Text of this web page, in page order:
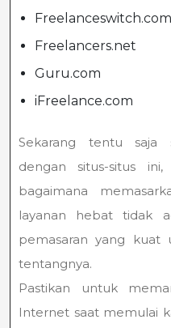
Freelanceswitch.com
Freelancers.net
Guru.com
iFreelance.com
Sekarang tentu saja
dengan situs-situs
bagaimana
layanan hebat tidak
pemasaran yang kuat
tentangnya.
Pastikan untuk
Internet saat memulai